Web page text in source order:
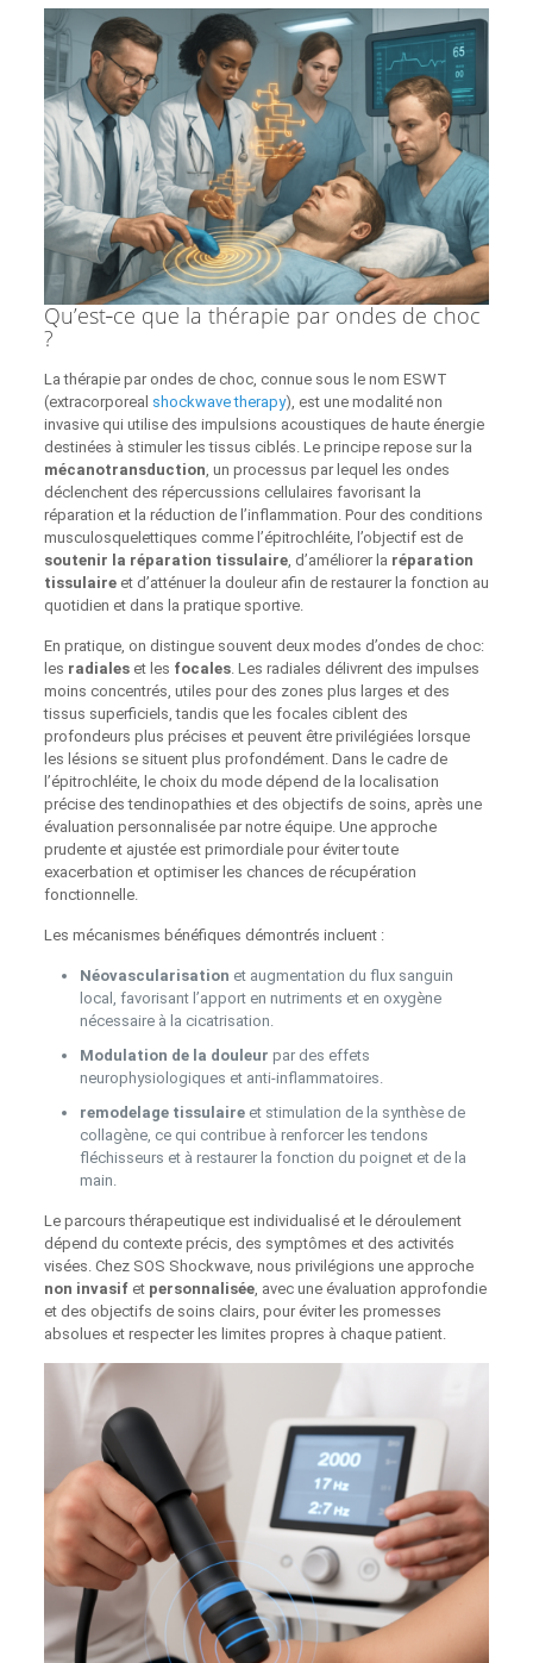
Qu’est‑ce que la thérapie par ondes de choc
?
La thérapie par ondes de choc, connue sous le nom ESWT
(extracorporeal shockwave therapy), est une modalité non
invasive qui utilise des impulsions acoustiques de haute énergie
destinées à stimuler les tissus ciblés. Le principe repose sur la
mécanotransduction, un processus par lequel les ondes
déclenchent des répercussions cellulaires favorisant la
réparation et la réduction de l’inflammation. Pour des conditions
musculosquelettiques comme l’épitrochléite, l’objectif est de
soutenir la réparation tissulaire, d’améliorer la réparation
tissulaireet d’atténuer la douleur afin de restaurer la fonction au
quotidien et dans la pratique sportive.
En pratique, on distingue souvent deux modes d’ondes de choc:
les radialeset les focales. Les radiales délivrent des impulses
moins concentrés, utiles pour des zones plus larges et des
tissus superficiels, tandis que les focales ciblent des
profondeurs plus précises et peuvent être privilégiées lorsque
les lésions se situent plus profondément. Dans le cadre de
l’épitrochléite, le choix du mode dépend de la localisation
précise des tendinopathies et des objectifs de soins, après une
évaluation personnalisée par notre équipe. Une approche
prudente et ajustée est primordiale pour éviter toute
exacerbation et optimiser les chances de récupération
fonctionnelle.
Les mécanismes bénéfiques démontrés incluent :
Néovascularisation et augmentation du flux sanguin
local, favorisant l’apport en nutriments et en oxygène
nécessaire à la cicatrisation.
Modulation de la douleur par des effets
neurophysiologiques et anti‑inflammatoires.
remodelage tissulaireet stimulation de la synthèse de
collagène, ce qui contribue à renforcer les tendons
fléchisseurs et à restaurer la fonction du poignet et de la
main.
Le parcours thérapeutique est individualisé et le déroulement
dépend du contexte précis, des symptômes et des activités
visées. Chez SOS Shockwave, nous privilégions une approche
non invasifet personnalisée, avec une évaluation approfondie
et des objectifs de soins clairs, pour éviter les promesses
absolues et respecter les limites propres à chaque patient.